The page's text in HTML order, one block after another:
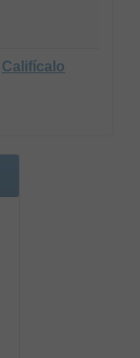
Califícalo